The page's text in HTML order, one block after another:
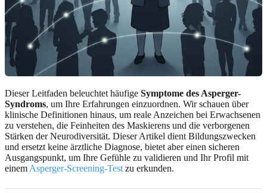
Dieser Leitfaden beleuchtet häufige Symptome des Asperger-
Syndroms, um Ihre Erfahrungen einzuordnen. Wir schauen über
klinische Definitionen hinaus, um reale Anzeichen bei Erwachsenen
zu verstehen, die Feinheiten des Maskierens und die verborgenen
Stärken der Neurodiversität. Dieser Artikel dient Bildungszwecken
und ersetzt keine ärztliche Diagnose, bietet aber einen sicheren
Ausgangspunkt, um Ihre Gefühle zu validieren und Ihr Profil mit
einem Asperger-Screening-Test zu erkunden.